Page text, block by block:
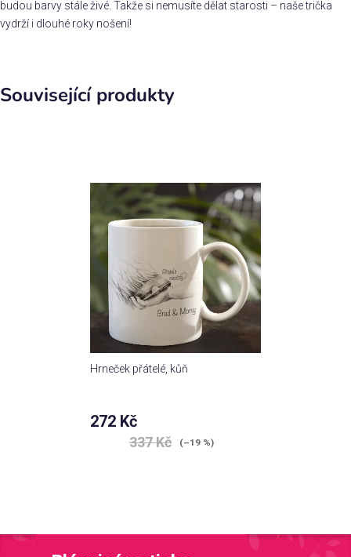
budou barvy stále živé. Takže si nemusíte dělat starosti – naše trička
vydrží i dlouhé roky nošení!
Související produkty
Hrneček přátelé, kůň
272 Kč
337 Kč (–19 %)